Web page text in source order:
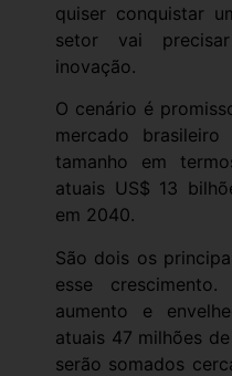
quiser conquistar
setor vai
inovação.
O cenário é
mercado
tamanho em
atuais US$ 13
em 2040.
São dois os
esse
aumento e
atuais 47 milhões
serão somados